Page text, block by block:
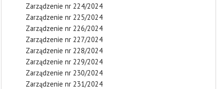
Zarządzenie nr 224/2024
Zarządzenie nr 225/2024
Zarządzenie nr 226/2024
Zarządzenie nr 227/2024
Zarządzenie nr 228/2024
Zarządzenie nr 229/2024
Zarządzenie nr 230/2024
Zarządzenie nr 231/2024